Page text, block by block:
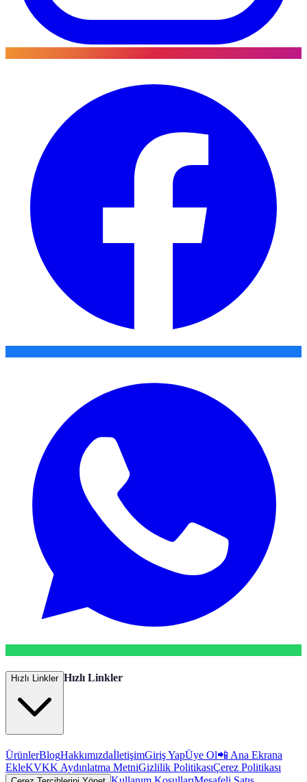
Hızlı Linkler Hızlı Linkler
ÜrünlerBlogHakkımızdaİletişimGiriş YapÜye Ol📲 Ana Ekrana
EkleKVKK Aydınlatma MetniGizlilik PolitikasıÇerez Politikası